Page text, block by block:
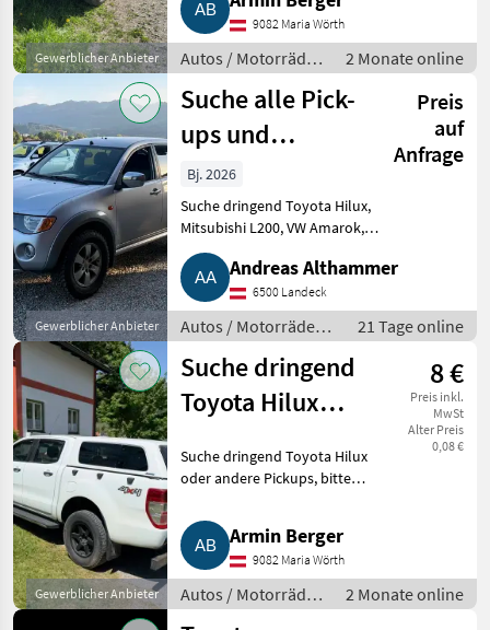
Gewerblicher Anbieter
unwichtig, alle Marken, auch
unfallbeschädigt, Motorsc
9082 Maria Wörth
Autos / Motorräder
/ Geländewagen
2 Monate online
Gewerblicher Anbieter
Suche alle Pick-
ups und
Geländewagen
in ganz
Österreich
Preis
auf
Anfrage
Bj. 2026
Suche dringend Toyota Hilux,
Mitsubishi L200, VW Amarok,
Ford Ranger, Nissan Navara
oder andere Pick-ups, bitte
einfach alles anbieten. Bj., km-
Stand, Zustand, Model
Andreas Althammer
6500 Landeck
Autos / Motorräder /
Limousine
21 Tage online
Gewerblicher Anbieter
Suche dringend
Toyota Hilux
Pickups, bitte
8 €
Preis inkl.
MwSt
Alter Preis
0,08 €
Suche dringend Toyota Hilux
oder andere Pickups, bitte
Bj./Kilometerstand/
Zustand/Modell unwichtig, alle
Marken, auch
unfallbeschädigt/Motor
Armin Berger
9082 Maria Wörth
Autos / Motorräder
/ Geländewagen
2 Monate online